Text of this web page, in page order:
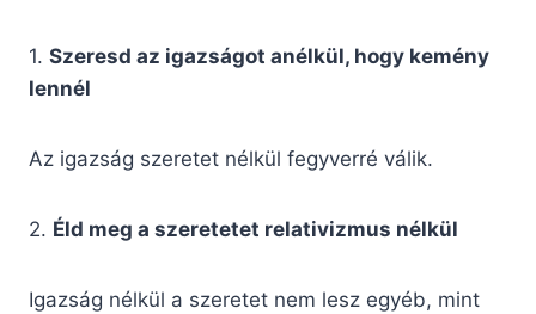
1. Szeresd az igazságot anélkül, hogy kemény
lennél
Az igazság szeretet nélkül fegyverré válik.
2. Éld meg a szeretetet relativizmus nélkül
Igazság nélkül a szeretet nem lesz egyéb, mint